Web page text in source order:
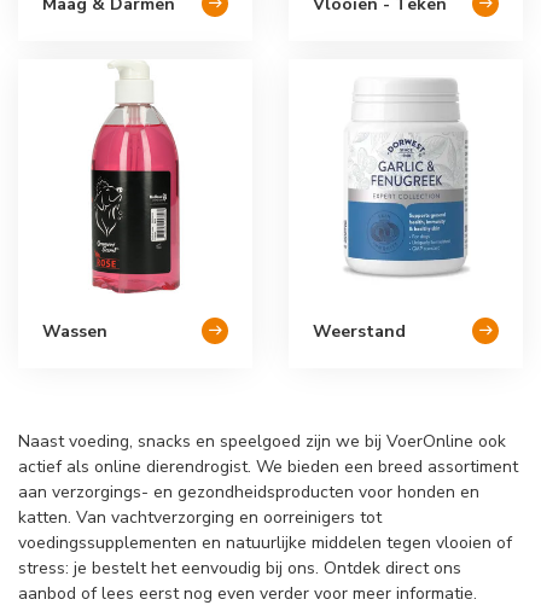
Wassen Weerstand
Naast voeding, snacks en speelgoed zijn we bij VoerOnline ook
actief als online dierendrogist. We bieden een breed assortiment
aan verzorgings- en gezondheidsproducten voor honden en
katten. Van vachtverzorging en oorreinigers tot
voedingssupplementen en natuurlijke middelen tegen vlooien of
stress: je bestelt het eenvoudig bij ons. Ontdek direct ons
aanbod of lees eerst nog even verder voor meer informatie.